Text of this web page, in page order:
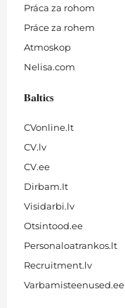
Práca za rohom
Práce za rohem
Atmoskop
Nelisa.com
Baltics
CVonline.lt
CV.lv
CV.ee
Dirbam.It
Visidarbi.lv
Otsintood.ee
Personaloatrankos.lt
Recruitment.lv
Varbamisteenused.ee